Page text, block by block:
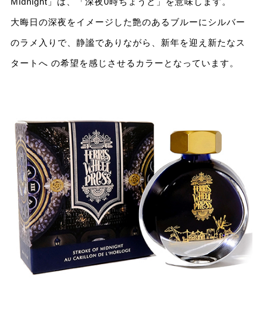
⼤晦⽇の深夜をイメージした艶のあるブルーにシルバー
のラメ⼊りで、静謐でありながら、新年を迎え新たなス
タートへ の希望を感じさせるカラーとなっています。